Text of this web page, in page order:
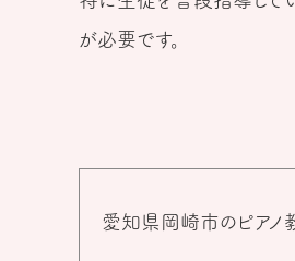
が必要です。
愛知県岡崎市のピア